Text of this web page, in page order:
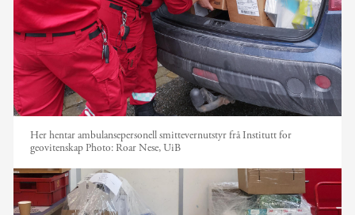
Her hentar ambulansepersonell smittevernutstyr frå Institutt for
geovitenskap Photo: Roar Nese, UiB